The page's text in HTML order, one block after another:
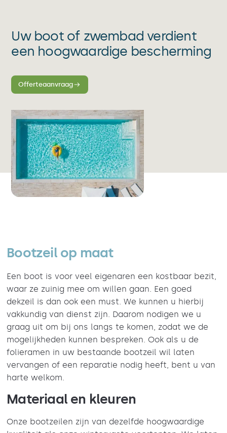
Uw boot of zwembad verdient
een hoogwaardige bescherming
Offerteaanvraag
Bootzeil op maat
Een boot is voor veel eigenaren een kostbaar bezit,
waar ze zuinig mee om willen gaan. Een goed
dekzeil is dan ook een must. We kunnen u hierbij
vakkundig van dienst zijn. Daarom nodigen we u
graag uit om bij ons langs te komen, zodat we de
mogelijkheden kunnen bespreken. Ook als u de
folieramen in uw bestaande bootzeil wil laten
vervangen of een reparatie nodig heeft, bent u van
harte welkom.
Materiaal en kleuren
Onze bootzeilen zijn van dezelfde hoogwaardige